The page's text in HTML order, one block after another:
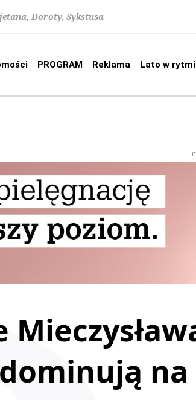
Doroty, Sykstusa
PROGRAM Reklama Lato w
na